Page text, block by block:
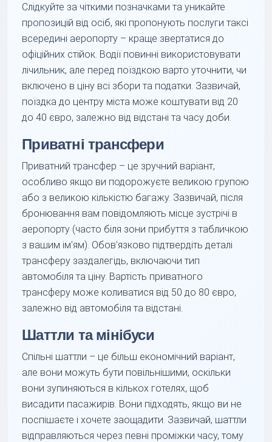
Слідкуйте за чіткими позначками та уникайте
пропозицій від осіб, які пропонують послуги таксі
всередині аеропорту – краще звертатися до
офіційних стійок. Водії повинні використовувати
лічильник, але перед поїздкою варто уточнити, чи
включено в ціну всі збори та податки. Зазвичай,
поїздка до центру міста може коштувати від 20
до 40 євро, залежно від відстані та часу доби.
Приватні трансфери
Приватний трансфер – це зручний варіант,
особливо якщо ви подорожуєте великою групою
або з великою кількістю багажу. Зазвичай, після
бронювання вам повідомляють місце зустрічі в
аеропорту (часто біля зони прибуття з табличкою
з вашим ім'ям). Обов'язково підтвердіть деталі
трансферу заздалегідь, включаючи тип
автомобіля та ціну. Вартість приватного
трансферу може коливатися від 50 до 80 євро,
залежно від автомобіля та відстані.
Шаттли та мінібуси
Спільні шаттли – це більш економічний варіант,
але вони можуть бути повільнішими, оскільки
вони зупиняються в кількох готелях, щоб
висадити пасажирів. Вони підходять, якщо ви не
поспішаєте і хочете заощадити. Зазвичай, шаттли
відправляються через певні проміжки часу, тому